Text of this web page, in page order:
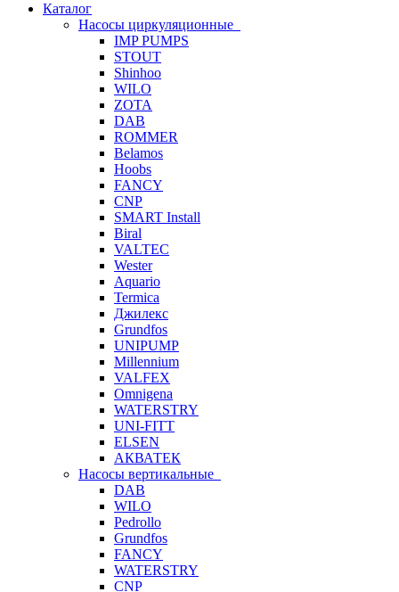
Каталог
Насосы циркуляционные
IMP PUMPS
STOUT
Shinhoo
WILO
ZOTA
DAB
ROMMER
Belamos
Hoobs
FANCY
CNP
SMART Install
Biral
VALTEC
Wester
Aquario
Termica
Джилекс
Grundfos
UNIPUMP
Millennium
VALFEX
Omnigena
WATERSTRY
UNI-FITT
ELSEN
АКВАТЕК
Насосы вертикальные
DAB
WILO
Pedrollo
Grundfos
FANCY
WATERSTRY
CNP